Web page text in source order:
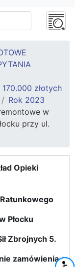
złotych
Rok 2023
w
przy ul.
Opieki
Płocku
Zbrojnych 5.
zamówienia